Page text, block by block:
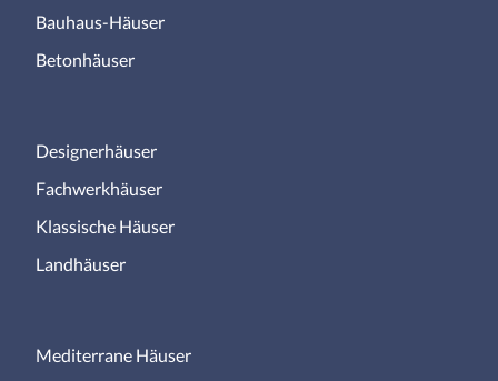
Bauhaus-Häuser
Betonhäuser
Designerhäuser
Fachwerkhäuser
Klassische Häuser
Landhäuser
Mediterrane Häuser